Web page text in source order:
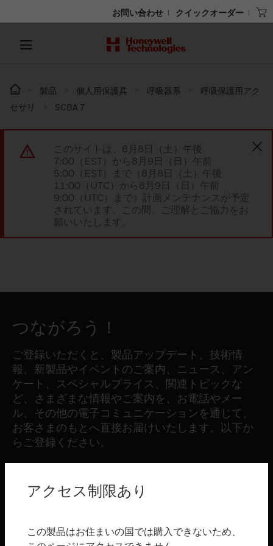
お問い合わせ クイックオーダー
製品 個人用保護具 呼吸器系
呼吸保護用アク
セサリ
SCBA 7
このサイトは、8月8日（土）午後
7:00（EST）から8月9日（日）午前
5:00（EST）まで（8月8日（土）午後
11:00（UTC）から8月9日（日）午前
9:00（UTC）まで）計画メンテナンスが予定
されています。この間、ご理解とご協力をお
願いいたします。
つながろう！
ご登録いただくと、製品アップデート、技術情
報、新製品やイベントのご案内、ニュース、アン
ケート、スペシャルプライス、関連トピックな
ど、さまざまな情報やご案内を、お電話やメー
ル、その他の電子コミュニケーションを通じて、
お客さまのもとへ直接お届けいたします。以下か
らご登録ください。
toggle view
アクセス制限あり
この製品はお住まいの国では購入できないため、